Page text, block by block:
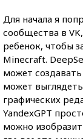
Для начала я
сообщества в
ребенок, чтобы
Minecraft.
может
может
графических
YandexGPT
можно